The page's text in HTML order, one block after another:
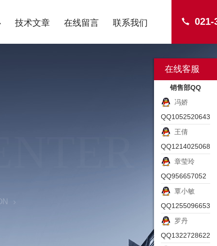
021-
技术文章 在线留言 联系我们
在线客服
销售部QQ
冯娇
QQ1052520643
王倩
QQ1214025068
章莹玲
QQ956657052
覃小敏
QQ1255096653
罗丹
QQ1322728622